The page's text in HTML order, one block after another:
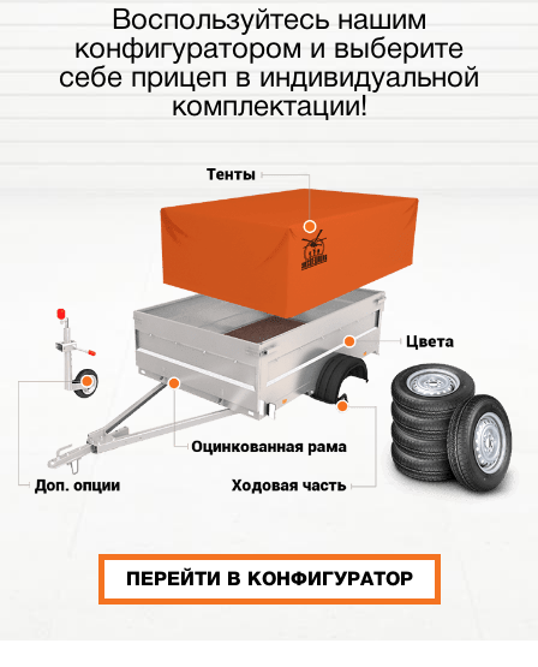
Воспользуйтесь нашим
конфигуратором и выберите
себе прицеп в индивидуальной
комплектации!
ПЕРЕЙТИ В КОНФИГУРАТОР